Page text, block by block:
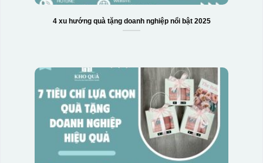
4 xu hướng quà tặng doanh nghiệp nổi bật 2025